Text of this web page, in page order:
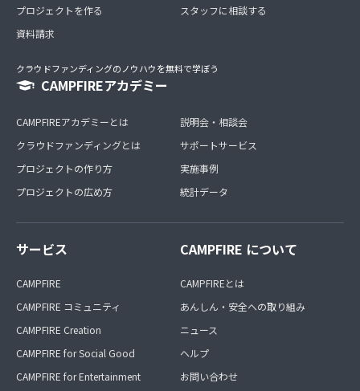
プロジェクトを作る
資料請求
スタッフに相談する
クラウドファンディングのノウハウを無料で学ぼう
CAMPFIREアカデミー
CAMPFIREアカデミーとは
クラウドファンディングとは
プロジェクトの作り方
プロジェクトの広め方
説明会・相談会
サポートサービス
実施事例
統計データ
サービス
CAMPFIRE
CAMPFIRE コミュニティ
CAMPFIRE Creation
CAMPFIRE for Social Good
CAMPFIRE for Entertainment
CAMPFIRE について
CAMPFIREとは
あんしん・安全への取り組み
ニュース
ヘルプ
お問い合わせ